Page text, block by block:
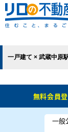
一戸建て × 武蔵中原
無料会員
一般